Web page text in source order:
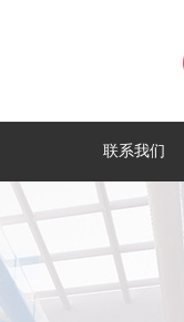
联系我们